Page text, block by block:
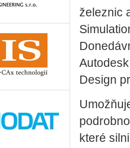
železnic
Design
které